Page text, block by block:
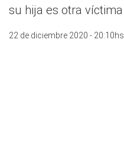
su hija es otra víctima
22 de diciembre 2020 - 20:10hs